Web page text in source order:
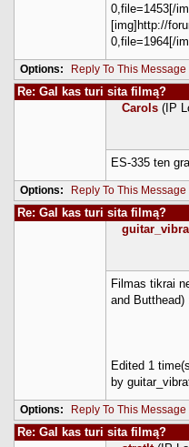
0,file=1453[/
[img]http://
0,file=1964[/
Options: Reply To This Message
Re: Gal kas turi sita filmą?
Carols (IP
ES-335 ten
Options: Reply To This Message
Re: Gal kas turi sita filmą?
Filmas tikrai
and Butthead)
Edited 1
by
Options: Reply To This Message
Re: Gal kas turi sita filmą?